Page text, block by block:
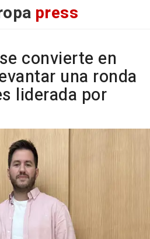
press
convierte en
una ronda
liderada por